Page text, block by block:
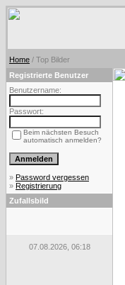
Home / Top Bilder
Registrierte Benutzer
Benutzername:
Passwort:
Beim nächsten Besuch
automatisch anmelden?
» Password vergessen
» Registrierung
Zufallsbild
07.08.2026, 06:18